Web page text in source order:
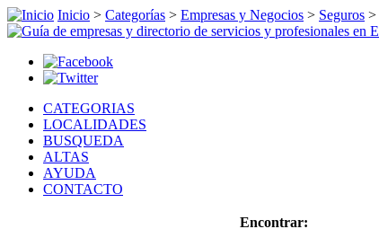
Inicio > Categorías > Empresas y Negocios > Seguros >
CATEGORIAS
LOCALIDADES
BUSQUEDA
ALTAS
AYUDA
CONTACTO
Encontrar: